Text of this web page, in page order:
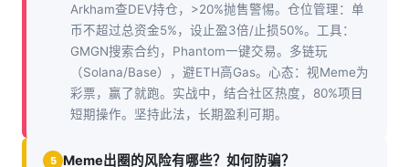
Arkham查DEV持仓，>20%抛售警惕。仓位管理：单
币不超过总资金5%，设止盈3倍/止损50%。工具：
GMGN搜索合约，Phantom一键交易。多链玩
（Solana/Base），避ETH高Gas。心态：视Meme为
彩票，赢了就跑。实战中，结合社区热度，80%项目
短期操作。坚持此法，长期盈利可期。
5 Meme出圈的风险有哪些？如何防骗？